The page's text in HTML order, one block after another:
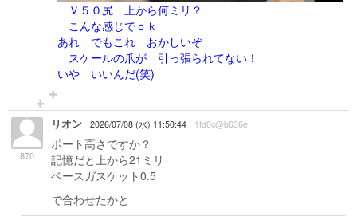
Ｖ５０尻 上から何ミリ？
こんな感じでｏｋ
あれ でもこれ おかしいぞ
スケールの爪が 引っ張られてない！
いや いいんだ(笑)
870
リオン 2026/07/08 (水) 11:50:44 1fd0c@b636e
ポート高さですか？
記憶だと上から21ミリ
ベースガスケット0.5
で合わせたかと